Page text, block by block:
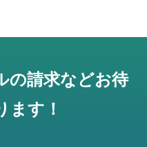
の請求などお待
ます！